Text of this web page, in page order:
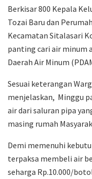
Berkisar 800 Kepala
Tozai Baru dan
Kecamatan Sitalasari
panting cari air minum
Daerah Air Minum
Sesuai keterangan
menjelaskan, Minggu
air dari saluran pipa
masing rumah
Demi memenuhi
terpaksa membeli air
seharga Rp.10.000/